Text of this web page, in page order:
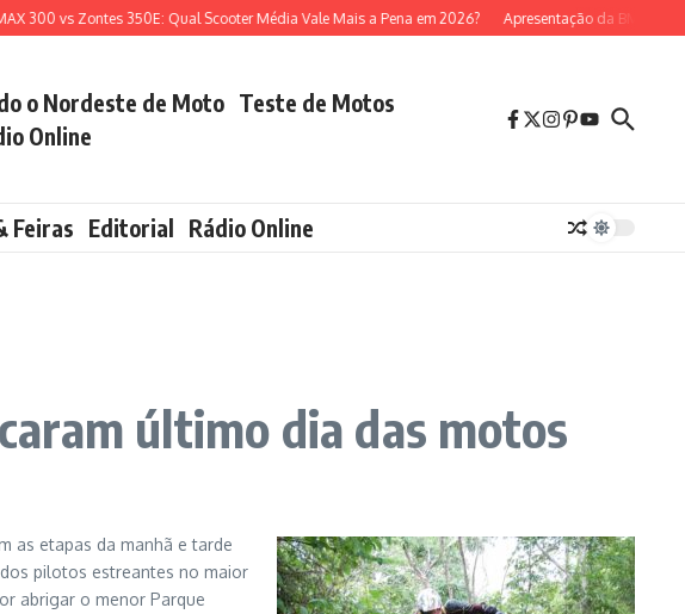
vs Zontes 350E: Qual Scooter Média Vale Mais a Pena em 2026? Apresentação da BMW R 1300
o Nordeste de Moto Teste de Motos
Online
Feiras Editorial Rádio Online
último dia das motos
as etapas da manhã e tarde
pilotos estreantes no maior
abrigar o menor Parque